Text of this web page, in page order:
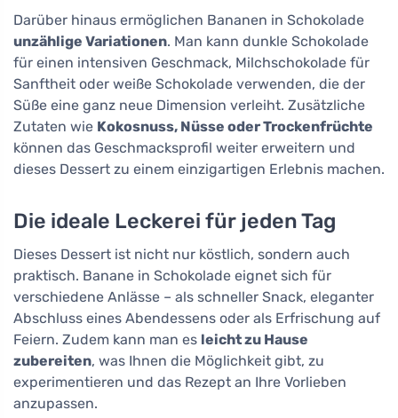
Darüber hinaus ermöglichen Bananen in Schokolade
unzählige Variationen. Man kann dunkle Schokolade
für einen intensiven Geschmack, Milchschokolade für
Sanftheit oder weiße Schokolade verwenden, die der
Süße eine ganz neue Dimension verleiht. Zusätzliche
Zutaten wie Kokosnuss, Nüsse oder Trockenfrüchte
können das Geschmacksprofil weiter erweitern und
dieses Dessert zu einem einzigartigen Erlebnis machen.
Die ideale Leckerei für jeden Tag
Dieses Dessert ist nicht nur köstlich, sondern auch
praktisch. Banane in Schokolade eignet sich für
verschiedene Anlässe – als schneller Snack, eleganter
Abschluss eines Abendessens oder als Erfrischung auf
Feiern. Zudem kann man es leicht zu Hause
zubereiten, was Ihnen die Möglichkeit gibt, zu
experimentieren und das Rezept an Ihre Vorlieben
anzupassen.